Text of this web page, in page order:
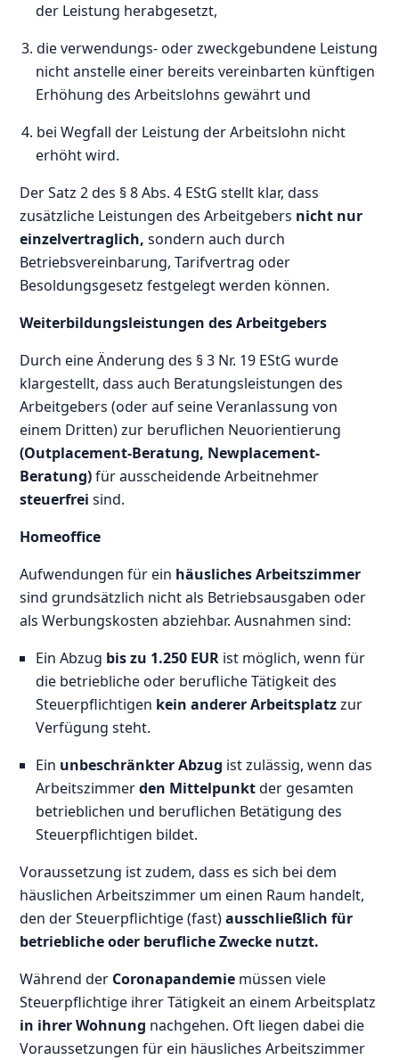
der Leistung herabgesetzt,
3. die verwendungs- oder zweckgebundene Leistung
nicht anstelle einer bereits vereinbarten künftigen
Erhöhung des Arbeitslohns gewährt und
4. bei Wegfall der Leistung der Arbeitslohn nicht
erhöht wird.
Der Satz 2 des § 8 Abs. 4 EStG stellt klar, dass
zusätzliche Leistungen des Arbeitgebers nicht nur
einzelvertraglich, sondern auch durch
Betriebsvereinbarung, Tarifvertrag oder
Besoldungsgesetz festgelegt werden können.
Weiterbildungsleistungen des Arbeitgebers
Durch eine Änderung des § 3 Nr. 19 EStG wurde
klargestellt, dass auch Beratungsleistungen des
Arbeitgebers (oder auf seine Veranlassung von
einem Dritten) zur beruflichen Neuorientierung
(Outplacement-Beratung, Newplacement-
Beratung)für ausscheidende Arbeitnehmer
steuerfrei sind.
Homeoffice
Aufwendungen für ein häusliches Arbeitszimmer
sind grundsätzlich nicht als Betriebsausgaben oder
als Werbungskosten abziehbar. Ausnahmen sind:
Ein Abzug bis zu 1.250 EUR ist möglich, wenn für
die betriebliche oder berufliche Tätigkeit des
Steuerpflichtigen kein anderer Arbeitsplatzzur
Verfügung steht.
Ein unbeschränkter Abzug ist zulässig, wenn das
Arbeitszimmerden Mittelpunktder gesamten
betrieblichen und beruflichen Betätigung des
Steuerpflichtigen bildet.
Voraussetzung ist zudem, dass es sich bei dem
häuslichen Arbeitszimmer um einen Raum handelt,
den der Steuerpflichtige (fast)ausschließlich für
betriebliche oder berufliche Zwecke nutzt.
Während der Coronapandemie müssen viele
Steuerpflichtige ihrer Tätigkeit an einem Arbeitsplatz
in ihrer Wohnung nachgehen. Oft liegen dabei die
Voraussetzungen für ein häusliches Arbeitszimmer